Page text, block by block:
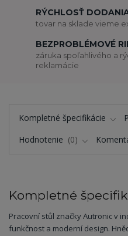
RÝCHLOSŤ
tovar na sklade vieme
BEZPROBLÉMOVÉ
záruka spoľahlivého a
reklamácie
Kompletné špecifikácie
Hodnotenie
0
Kompletné
Pracovní stůl značky Autronic v
funkčnost a moderní design.